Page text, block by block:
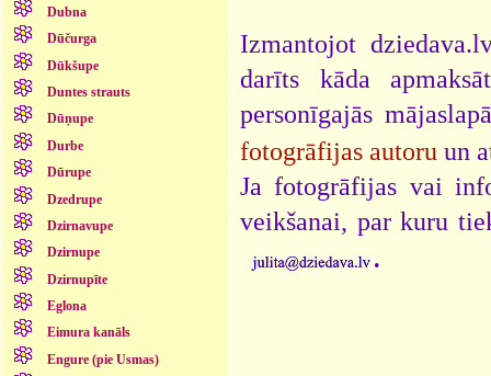
Dubna
Dūčurga
Dūkšupe
Duntes strauts
Dūņupe
Durbe
Dūrupe
Dzedrupe
Dzirnavupe
Dzirnupe
Dzirnupīte
Eglona
Eimura kanāls
Engure (pie Usmas)
Izmantojot
darīts kāda
personīgajās
fotogrāfijas autoru un
Ja fotogrāfijas vai
veikšanai, par kuru
.